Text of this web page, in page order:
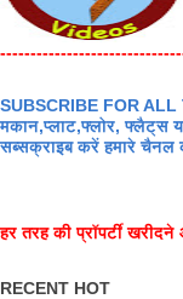
SUBSCRIBE FOR
मकान,प्लाट,फ्लोर, फ्लैट्स
सब्सक्राइब करें हमारे चैनल
हर तरह की प्रॉपर्टी
RECENT HOT